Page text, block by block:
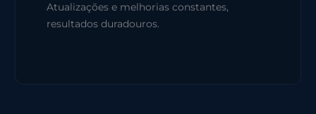
Atualizações e melhorias constantes,
resultados duradouros.